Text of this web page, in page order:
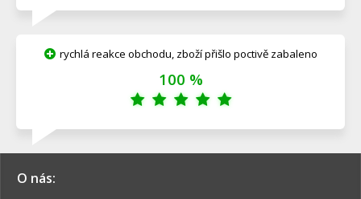
rychlá reakce obchodu, zboží přišlo poctivě zabaleno
100 %
O nás: